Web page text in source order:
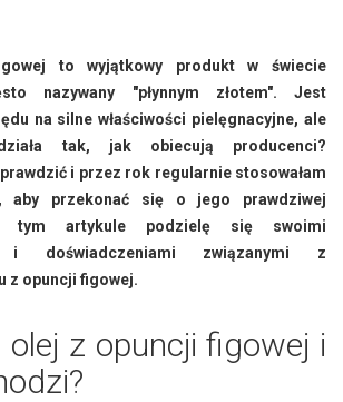
to wyjątkowy produkt w świecie
nazywany "płynnym złotem". Jest
na silne właściwości pielęgnacyjne, ale
tak, jak obiecują producenci?
i przez rok regularnie stosowałam
aby przekonać się o jego prawdziwej
tym artykule podzielę się swoimi
i doświadczeniami związanymi z
z opuncji figowej.
z opuncji figowej i